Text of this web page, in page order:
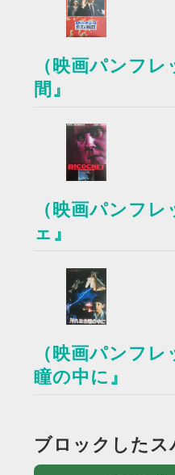
（映画パンフ
間』
（映画パンフ
ェ』
（映画パンフ
瞳の中に』
ブロックしたス